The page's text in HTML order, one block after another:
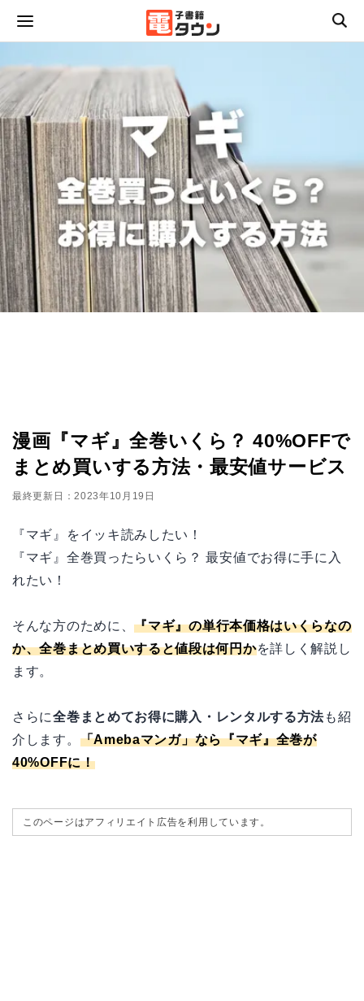
漫画『マギ』全巻いくら？ 40%OFFで
まとめ買いする方法・最安値サービス
最終更新日：2023年10月19日
『マギ』をイッキ読みしたい！
『マギ』全巻買ったらいくら？ 最安値でお得に手に入
れたい！
そんな方のために、『マギ』の単行本価格はいくらなの
か、全巻まとめ買いすると値段は何円かを詳しく解説し
ます。
さらに全巻まとめてお得に購入・レンタルする方法も紹
介します。 「Amebaマンガ」なら『マギ』全巻が
40%OFFに！
このページはアフィリエイト広告を利用しています。